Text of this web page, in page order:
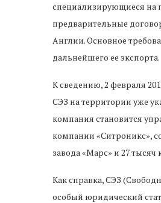
специализирующиеся на
предварительные
Англии. Основное
дальнейшего ее экспорта.
К сведению, 2 февраля
СЭЗ на территории уже
компания становится
компании «Ситроникс»,
завода «Марс» и 27
Как справка, СЭЗ
особый юридический